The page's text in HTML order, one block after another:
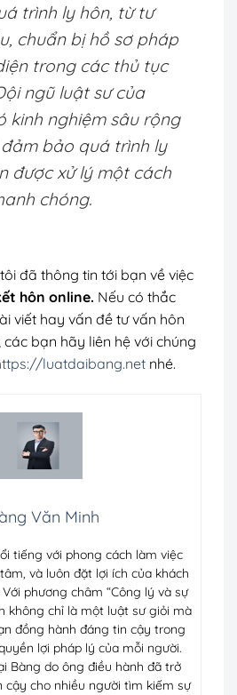
trình ly hôn, từ tư
chuẩn bị hồ sơ pháp
trong các thủ tục
ngũ luật sư của
kinh nghiệm sâu rộng
bảo quá trình ly
được xử lý một cách
chóng.
đã thông tin tới bạn về việc
hôn online. Nếu có thắc
viết hay vấn đề tư vấn hôn
bạn hãy liên hệ với chúng
luatdaibang.net nhé.
Văn Minh
tiếng với phong cách làm việc
và luôn đặt lợi ích của khách
phương châm “Công lý và sự
không chỉ là một luật sư giỏi mà
đồng hành đáng tin cậy trong
lợi pháp lý của mỗi người.
Bàng do ông điều hành đã trở
cậy cho nhiều người tìm kiếm sự